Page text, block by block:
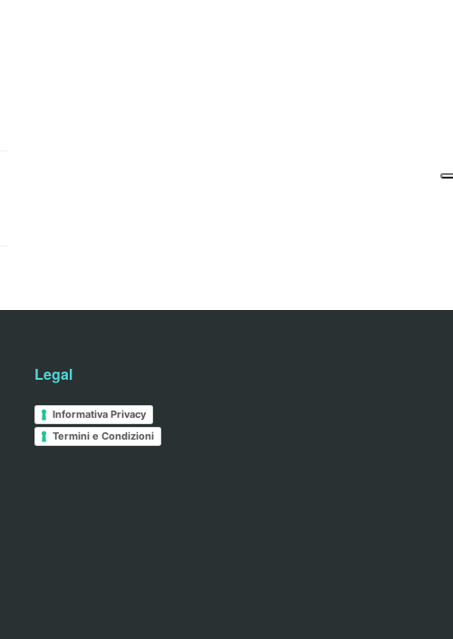
Legal
Informativa Privacy
Termini e Condizioni